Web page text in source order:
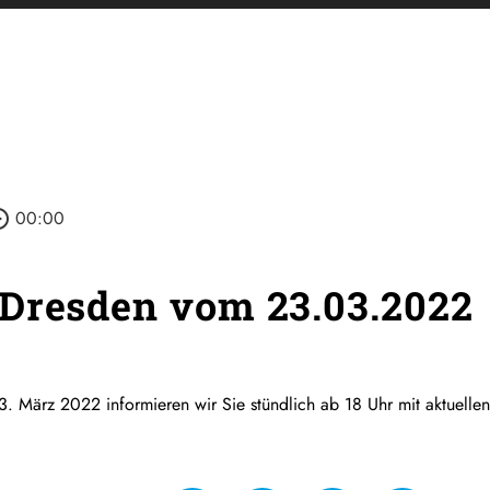
00:00
vom 23.03.2022
März 2022 informieren wir Sie stündlich ab 18 Uhr mit